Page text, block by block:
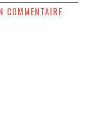
COMMENTAIRE